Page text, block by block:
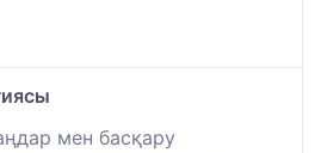
мен басқару